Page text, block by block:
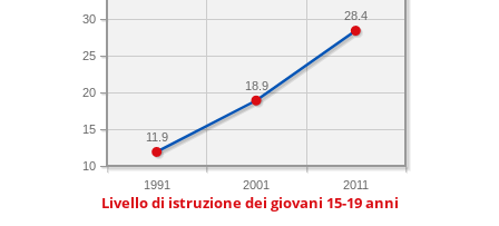
1991 2001 2011
10
15
20
25
30 28.4
18.9
11.9
Livello di istruzione dei giovani 15-19 anni